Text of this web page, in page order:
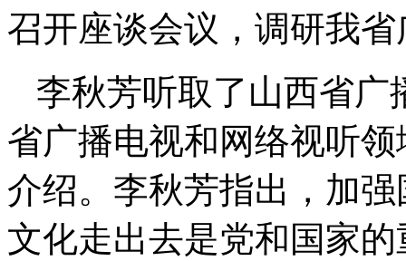
召开座谈会议，调研我
李秋芳听取了山西省广
省广播电视和网络视听
介绍。李秋芳指出，加
文化走出去是党和国家